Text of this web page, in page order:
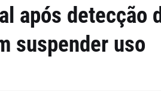
após detecção
suspender uso